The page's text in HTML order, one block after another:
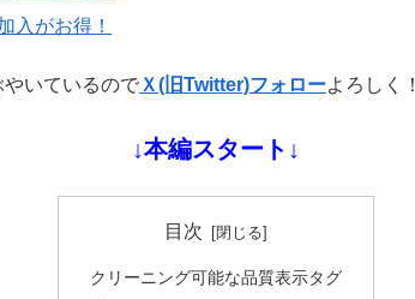
入がお得！
いているので Ｘ(旧Twitter)フォローよろしく！
↓本編スタート↓
目次
クリーニング可能な品質表示タグ